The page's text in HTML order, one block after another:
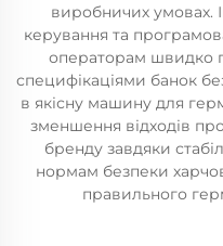
виробничих умовах.
керування та
операторам швидко
специфікаціями банок
в якісну машину для
зменшення відходів
бренду завдяки
нормам безпеки
правильного